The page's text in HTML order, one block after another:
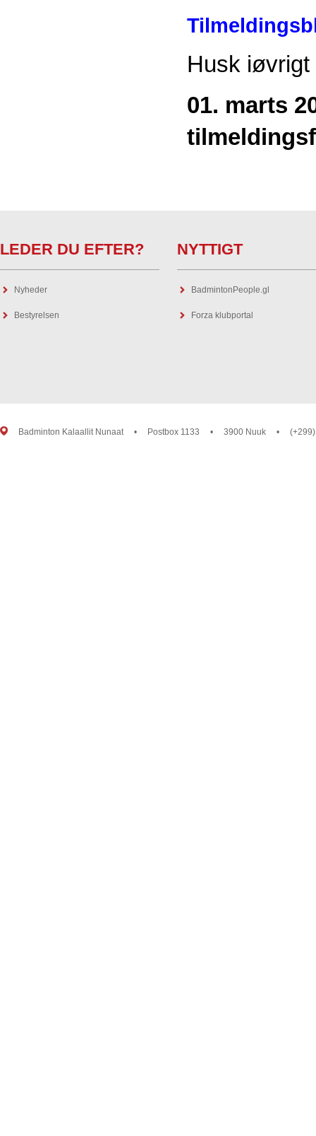
Husk
01. marts
LEDER DU EFTER?
Nyheder
Bestyrelsen
NYTTIGT
BadmintonPeople.gl
Forza klubportal
Badminton Kalaallit Nunaat • Postbox 1133 • 3900 Nuuk •